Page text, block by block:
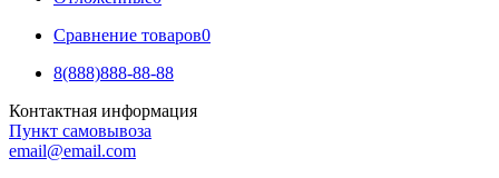
Сравнение товаров0
8(888)888-88-88
Контактная информация
Пункт самовывоза
email@email.com